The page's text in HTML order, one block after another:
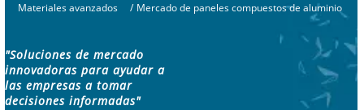
Materiales avanzados / Mercado de paneles compuestos de aluminio
"Soluciones de mercado
innovadoras para ayudar a
las empresas a tomar
decisiones informadas"